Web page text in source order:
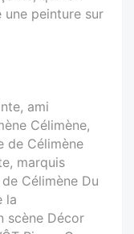
peinture sur
ami
Célimène,
de Célimène
marquis
Célimène Du
la
scène Décor